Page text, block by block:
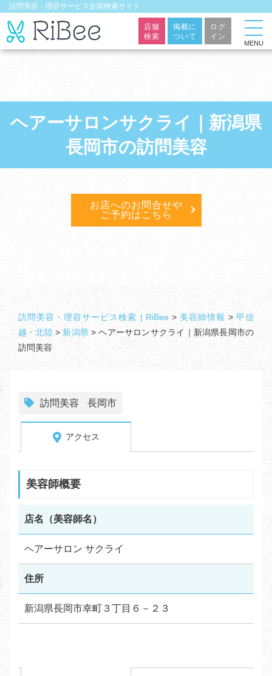
訪問美容・理容サービス全国検索サイト
店舗
検索
掲載に
ついて
ログ
イン
MENU
ヘアーサロンサクライ｜新潟県
長岡市の訪問美容
お店へのお問合せや
ご予約はこちら
訪問美容・理容サービス検索 | RiBee > 美容師情報 > 甲信
越・北陸> 新潟県 >ヘアーサロンサクライ｜新潟県長岡市の
訪問美容
訪問美容 長岡市
アクセス
美容師概要
店名（美容師名）
ヘアーサロン サクライ
住所
新潟県長岡市幸町３丁目６－２３